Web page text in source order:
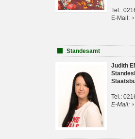
Tel.:
E-Mail:
Standesamt
Judith
Tel.:
E-Mail: